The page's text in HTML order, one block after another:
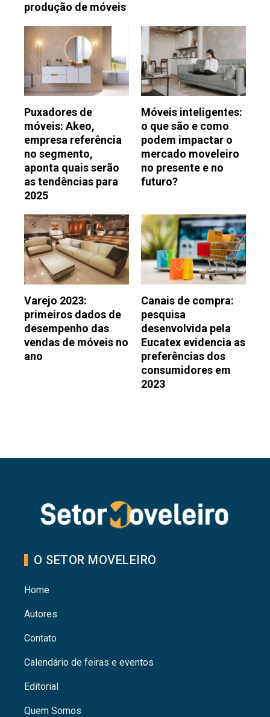
produção de móveis
Puxadores de
móveis: Akeo,
empresa referência
no segmento,
aponta quais serão
as tendências para
2025
Móveis inteligentes:
o que são e como
podem impactar o
mercado moveleiro
no presente e no
futuro?
Varejo 2023:
primeiros dados de
desempenho das
vendas de móveis no
ano
Canais de compra:
pesquisa
desenvolvida pela
Eucatex evidencia as
preferências dos
consumidores em
2023
O SETOR MOVELEIRO
Home
Autores
Contato
Calendário de feiras e eventos
Editorial
Quem Somos